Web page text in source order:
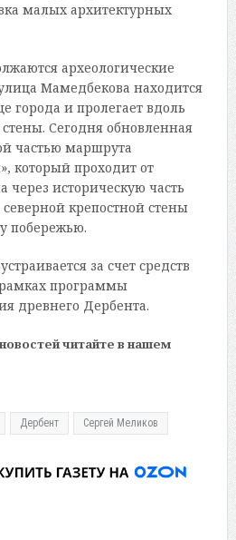
малых архитектурных
археологические
Мамедбекова находится
города и пролегает вдоль
Сегодня обновленная
частью маршрута
который проходит от
историческую часть
крепостной стены
побережью.
за счет средств
программы
древнего Дербента.
читайте в нашем
Дербент Сергей Меликов